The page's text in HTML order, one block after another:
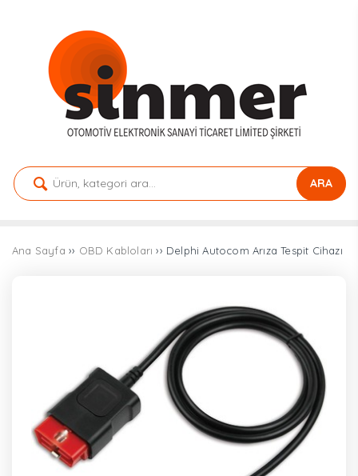
ARA
Ana Sayfa ›› OBD Kabloları ›› Delphi Autocom Arıza Tespit Cihazı